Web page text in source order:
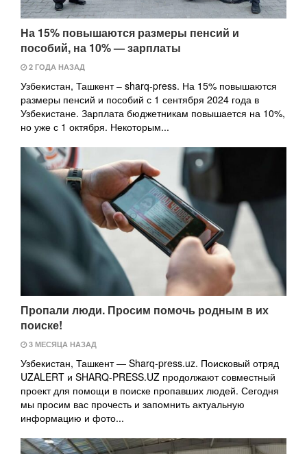
На 15% повышаются размеры пенсий и
пособий, на 10% — зарплаты
2 ГОДА НАЗАД
Узбекистан, Ташкент – sharq-press. На 15% повышаются
размеры пенсий и пособий с 1 сентября 2024 года в
Узбекистане. Зарплата бюджетникам повышается на 10%,
но уже с 1 октября. Некоторым...
Пропали люди. Просим помочь родным в их
поиске!
3 МЕСЯЦА НАЗАД
Узбекистан, Ташкент — Sharq-press.uz. Поисковый отряд
UZALERT и SHARQ-PRESS.UZ продолжают совместный
проект для помощи в поиске пропавших людей. Сегодня
мы просим вас прочесть и запомнить актуальную
информацию и фото...